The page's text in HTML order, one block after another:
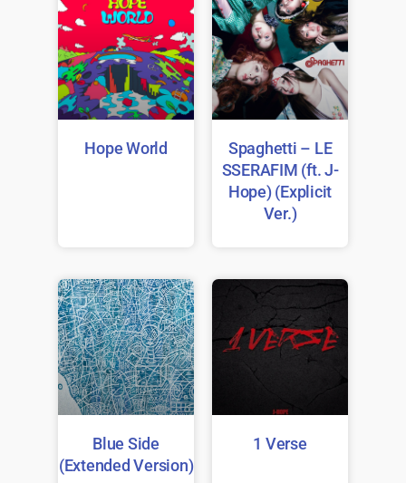
Hope World
Spaghetti – LE
SSERAFIM (ft. J-
Hope) (Explicit
Ver.)
Blue Side
(Extended Version)
1 Verse